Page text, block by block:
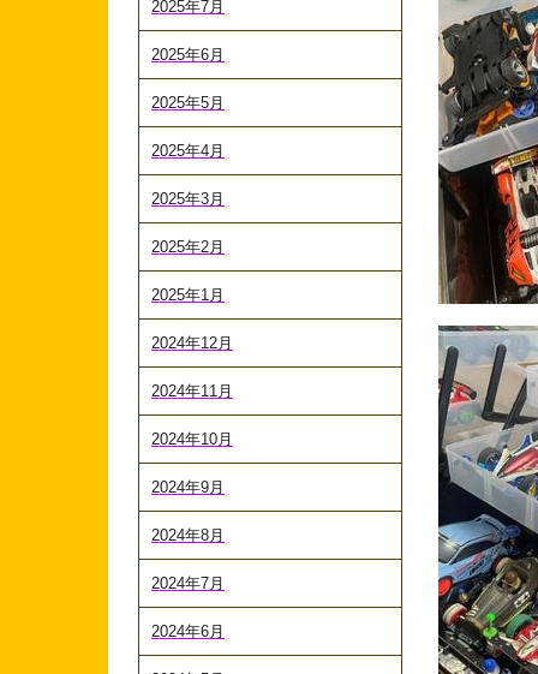
2025年7月
2025年6月
2025年5月
2025年4月
2025年3月
2025年2月
2025年1月
2024年12月
2024年11月
2024年10月
2024年9月
2024年8月
2024年7月
2024年6月